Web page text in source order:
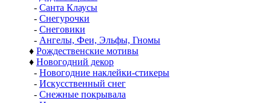
- Санта Клаусы
- Снегурочки
- Снеговики
- Ангелы, Феи, Эльфы, Гномы
♦ Рождественские мотивы
♦ Новогодний декор
- Новогодние наклейки-стикеры
- Искусственный снег
- Снежные покрывала